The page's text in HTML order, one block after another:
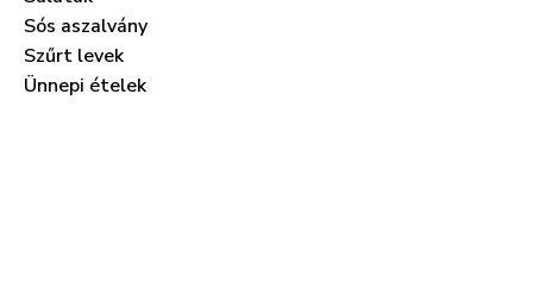
Sós aszalvány
Szűrt levek
Ünnepi ételek